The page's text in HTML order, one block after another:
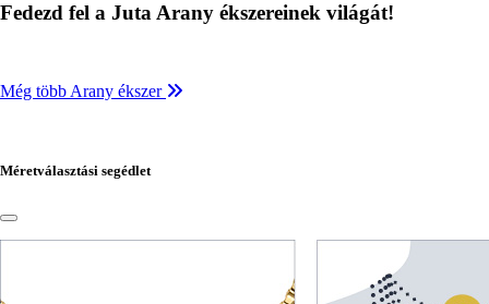
Fedezd fel a Juta Arany ékszereinek világát!
Még több Arany ékszer
Méretválasztási segédlet